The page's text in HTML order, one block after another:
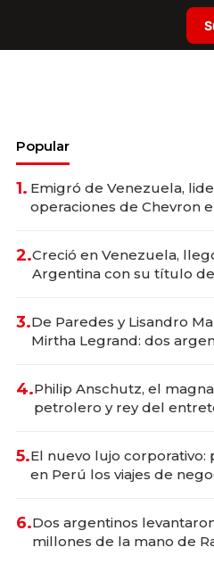
Popular
1. Emigró de Venezuela,
operaciones de Chevron
2.Creció en Venezuela,
Argentina con su título
marcas "fast premium"
3.De Paredes y Lisandro
Mirtha Legrand: dos
4.Philip Anschutz, el
petrolero y rey del
5.El nuevo lujo corporativo:
en Perú los viajes de
en experiencias
6.Dos argentinos
millones de la mano de